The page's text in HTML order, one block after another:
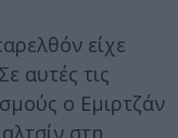
είχε
αυτές τις
ο Εμιρτζάν
στη